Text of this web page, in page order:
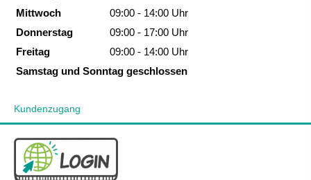
Mittwoch
09:00 - 14:00 Uhr
Donnerstag
09:00 - 17:00 Uhr
Freitag
09:00 - 14:00 Uhr
Samstag und Sonntag geschlossen
Kundenzugang